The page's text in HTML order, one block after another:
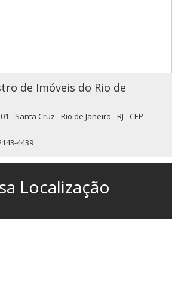
de Imóveis do Rio de
- Santa Cruz - Rio de Janeiro - RJ - CEP
4439
Localização